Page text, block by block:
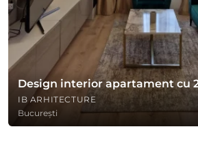
Design interior apartament cu
IB ARHITECTURE
București